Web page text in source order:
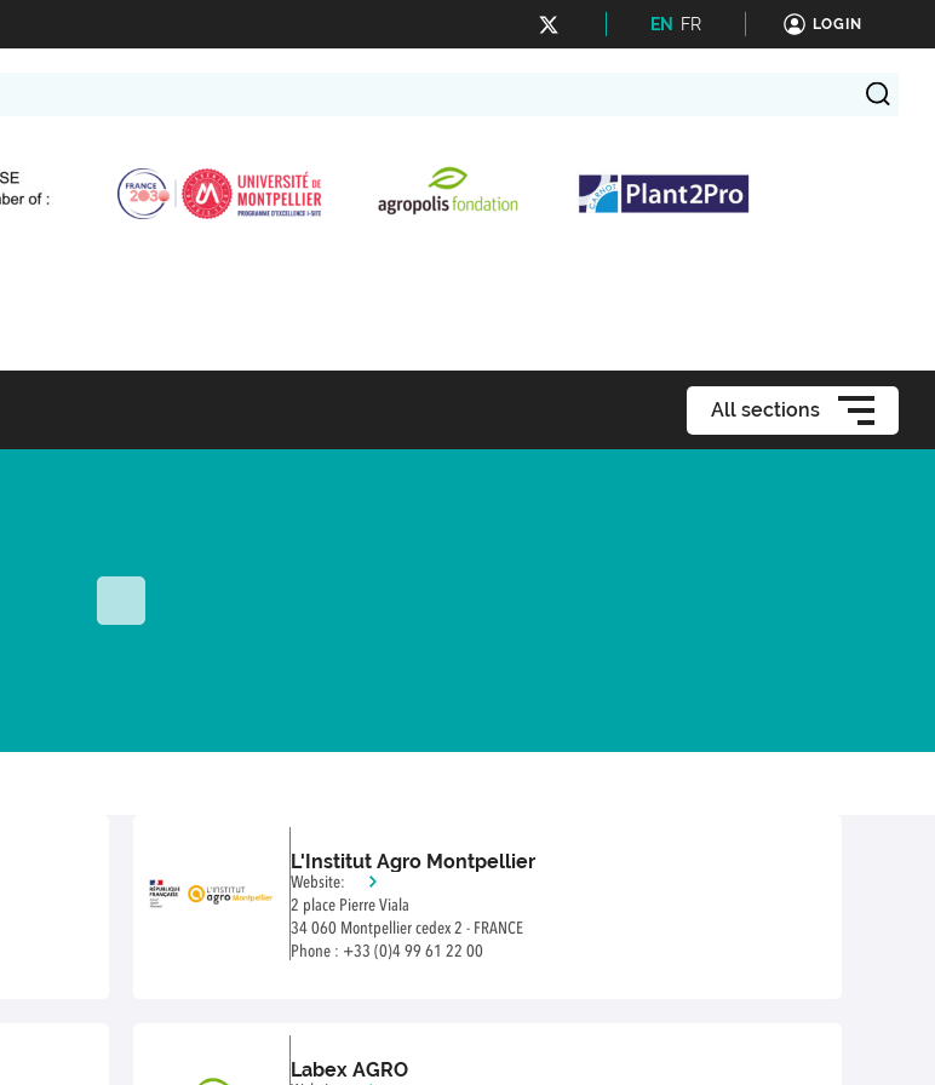
EN FR LOGIN
All sections
L'Institut Agro Montpellier
Website:
2 place Pierre Viala
34 060 Montpellier cedex 2 - FRANCE
Phone : +33 (0)4 99 61 22 00
Labex AGRO